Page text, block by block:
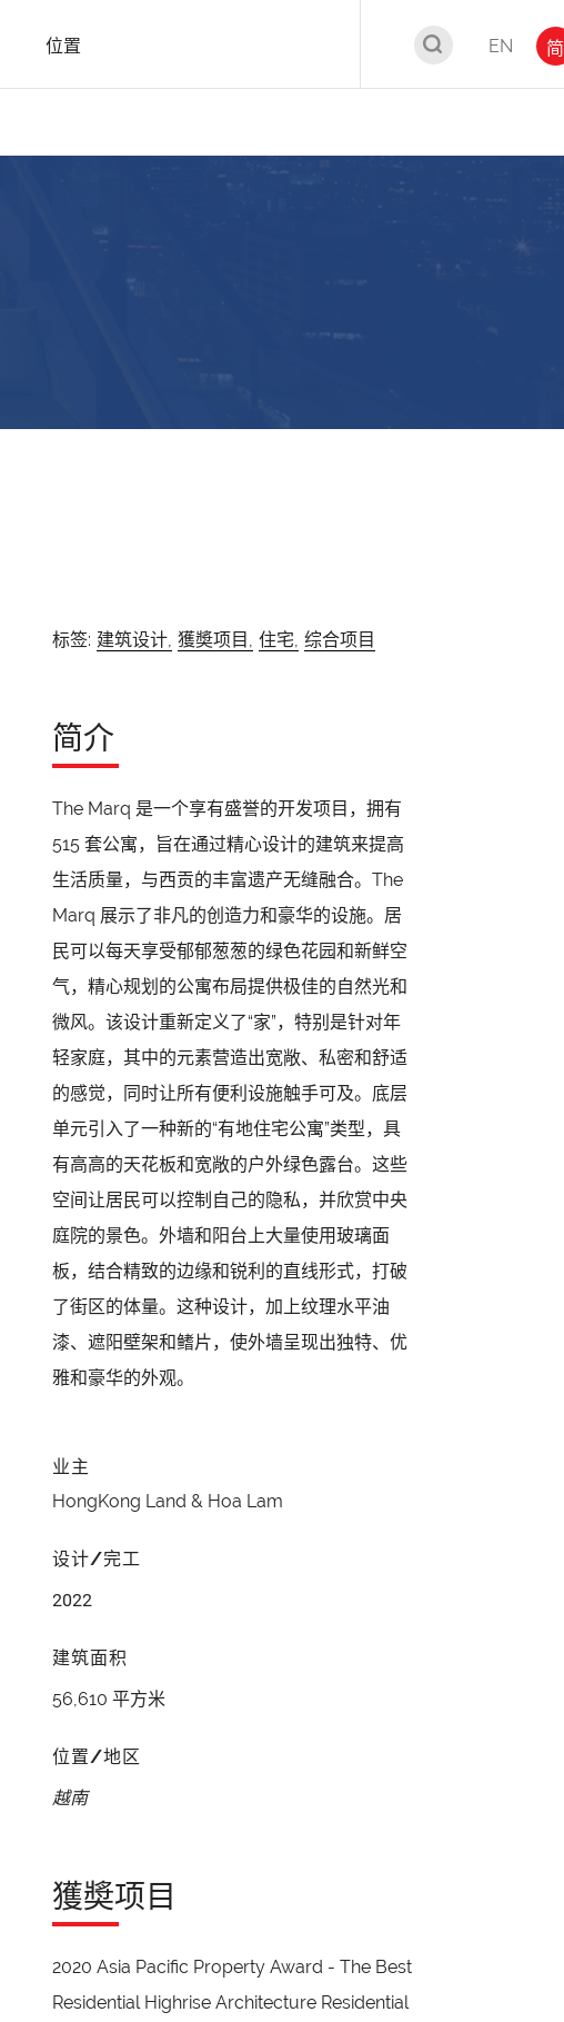
位置 EN 简
标签: 建筑设计, 獲奬项目, 住宅, 综合项目
简介
The Marq 是一个享有盛誉的开发项目，拥有
515 套公寓，旨在通过精心设计的建筑来提高
生活质量，与西贡的丰富遗产无缝融合。The
Marq 展示了非凡的创造力和豪华的设施。居
民可以每天享受郁郁葱葱的绿色花园和新鲜空
气，精心规划的公寓布局提供极佳的自然光和
微风。该设计重新定义了“家”，特别是针对年
轻家庭，其中的元素营造出宽敞、私密和舒适
的感觉，同时让所有便利设施触手可及。底层
单元引入了一种新的“有地住宅公寓”类型，具
有高高的天花板和宽敞的户外绿色露台。这些
空间让居民可以控制自己的隐私，并欣赏中央
庭院的景色。外墙和阳台上大量使用玻璃面
板，结合精致的边缘和锐利的直线形式，打破
了街区的体量。这种设计，加上纹理水平油
漆、遮阳壁架和鳍片，使外墙呈现出独特、优
雅和豪华的外观。
业主
HongKong Land & Hoa Lam
设计/完工
2022
建筑面积
56,610 平方米
位置/地区
越南
獲奬项目
2020 Asia Pacific Property Award - The Best
Residential Highrise Architecture Residential